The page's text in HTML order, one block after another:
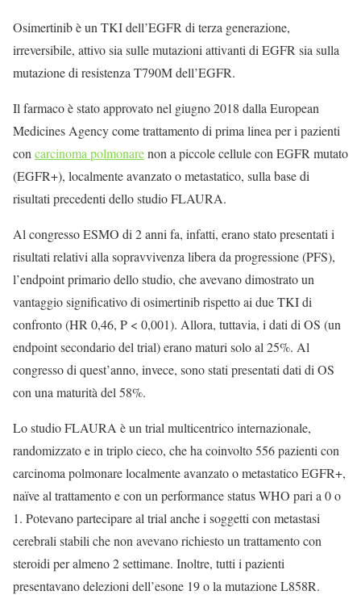
Osimertinib è un TKI dell’EGFR di terza generazione,
irreversibile, attivo sia sulle mutazioni attivanti di EGFR sia sulla
mutazione di resistenza T790M dell’EGFR.
Il farmaco è stato approvato nel giugno 2018 dalla European
Medicines Agency come trattamento di prima linea per i pazienti
con carcinoma polmonarenon a piccole cellule con EGFR mutato
(EGFR+), localmente avanzato o metastatico, sulla base di
risultati precedenti dello studio FLAURA.
Al congresso ESMO di 2 anni fa, infatti, erano stato presentati i
risultati relativi alla sopravvivenza libera da progressione (PFS),
l’endpoint primario dello studio, che avevano dimostrato un
vantaggio significativo di osimertinib rispetto ai due TKI di
confronto (HR 0,46, P < 0,001). Allora, tuttavia, i dati di OS (un
endpoint secondario del trial) erano maturi solo al 25%. Al
congresso di quest’anno, invece, sono stati presentati dati di OS
con una maturità del 58%.
Lo studio FLAURA è un trial multicentrico internazionale,
randomizzato e in triplo cieco, che ha coinvolto 556 pazienti con
carcinoma polmonare localmente avanzato o metastatico EGFR+,
naïve al trattamento e con un performance status WHO pari a 0 o
1. Potevano partecipare al trial anche i soggetti con metastasi
cerebrali stabili che non avevano richiesto un trattamento con
steroidi per almeno 2 settimane. Inoltre, tutti i pazienti
presentavano delezioni dell’esone 19 o la mutazione L858R.